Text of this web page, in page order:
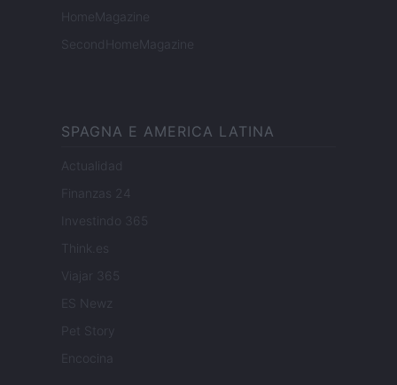
HomeMagazine
SecondHomeMagazine
SPAGNA E AMERICA LATINA
Actualidad
Finanzas 24
Investindo 365
Think.es
Viajar 365
ES Newz
Pet Story
Encocina